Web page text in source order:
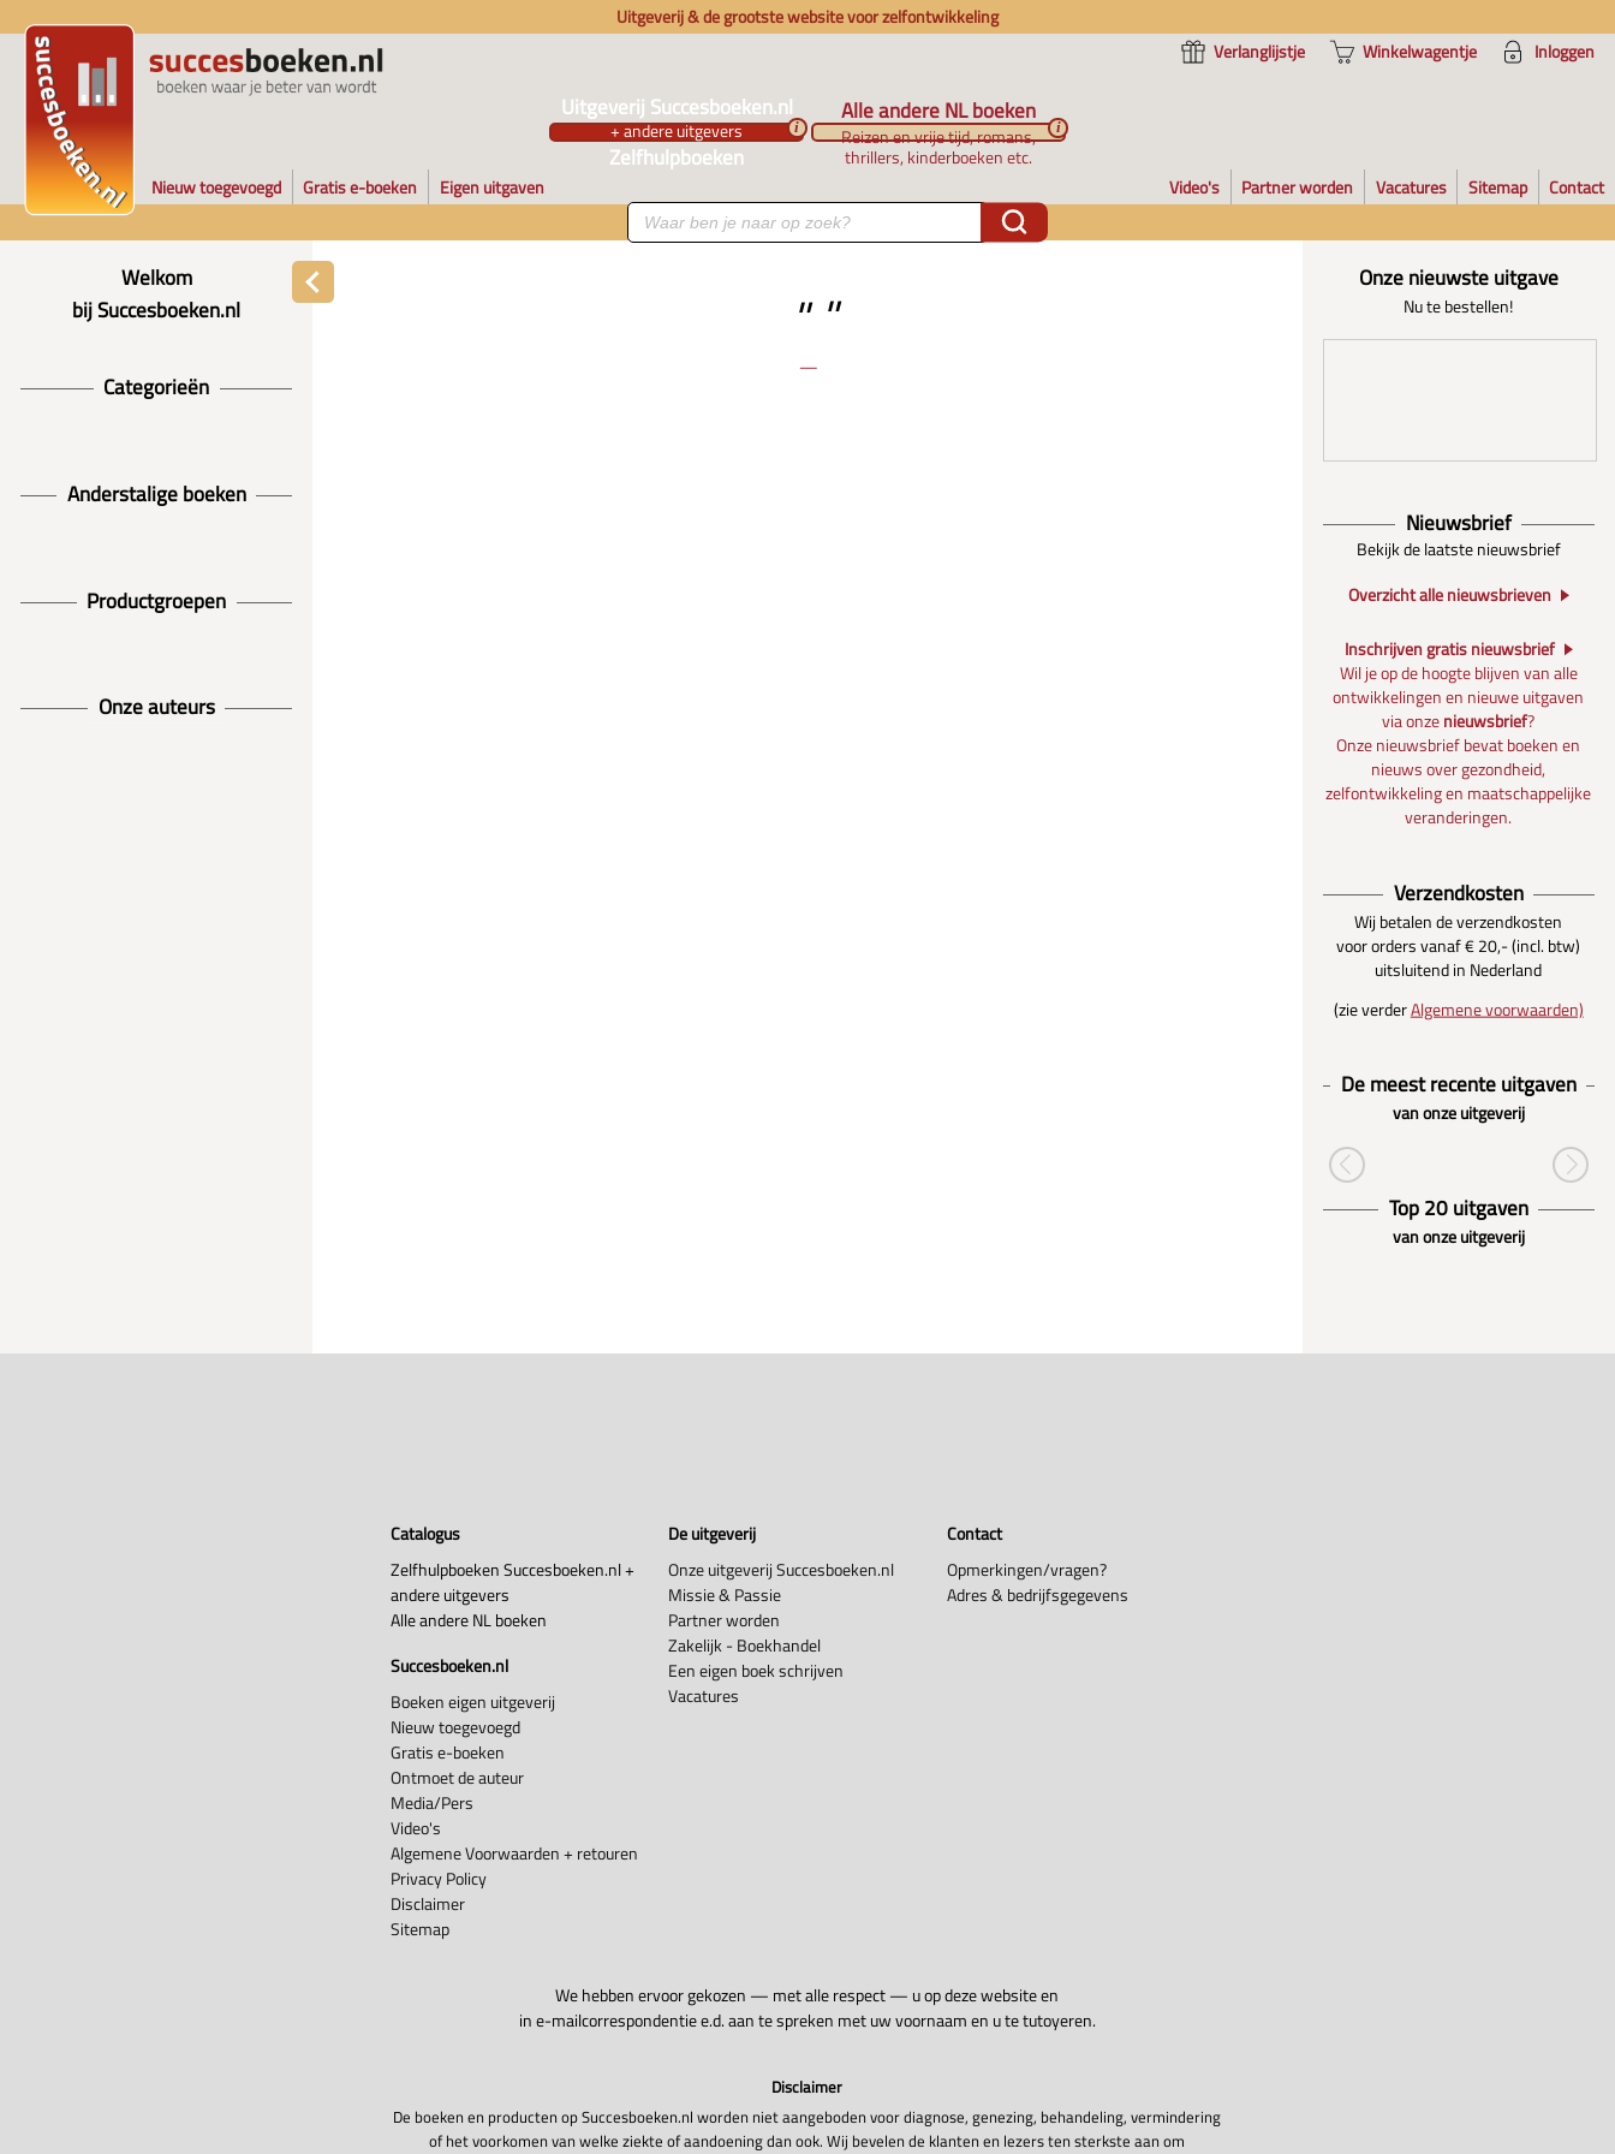
Uitgeverij & de grootste website voor zelfontwikkeling
Verlanglijstje
Winkelwagentje Inloggen
Uitgeverij Succesboeken.nl
+ andere uitgevers
Zelfhulpboeken
i
Alle andere NL boeken
Reizen en vrije tijd, romans,
thrillers, kinderboeken etc.
i
Nieuw toegevoegd Gratis e-boeken Eigen uitgaven Video's Partner worden Vacatures Sitemap Contact
Welkom
bij Succesboeken.nl
Categorieën
Anderstalige boeken
Productgroepen
Onze auteurs
Onze nieuwste uitgave
Nu te bestellen!
Nieuwsbrief
Bekijk de laatste nieuwsbrief
Overzicht alle nieuwsbrieven
Inschrijven gratis nieuwsbrief
Wil je op de hoogte blijven van alle
ontwikkelingen en nieuwe uitgaven
via onzenieuwsbrief?
Onze nieuwsbrief bevat boeken en
nieuws over gezondheid,
zelfontwikkeling en maatschappelijke
veranderingen.
Verzendkosten
Wij betalen de verzendkosten
voor orders vanaf € 20,- (incl. btw)
uitsluitend in Nederland
(zie verderAlgemene voorwaarden)
De meest recente uitgaven
van onze uitgeverij
Top 20 uitgaven
van onze uitgeverij
Catalogus
Zelfhulpboeken Succesboeken.nl +
andere uitgevers
Alle andere NL boeken
Succesboeken.nl
Boeken eigen uitgeverij
Nieuw toegevoegd
Gratis e-boeken
Ontmoet de auteur
Media/Pers
Video's
Algemene Voorwaarden + retouren
Privacy Policy
Disclaimer
Sitemap
De uitgeverij
Onze uitgeverij Succesboeken.nl
Missie & Passie
Partner worden
Zakelijk - Boekhandel
Een eigen boek schrijven
Vacatures
Contact
Opmerkingen/vragen?
Adres & bedrijfsgegevens
We hebben ervoor gekozen — met alle respect — u op deze website en
in e-mailcorrespondentie e.d. aan te spreken met uw voornaam en u te tutoyeren.
Disclaimer
De boeken en producten op Succesboeken.nl worden niet aangeboden voor diagnose, genezing, behandeling, vermindering
of het voorkomen van welke ziekte of aandoening dan ook. Wij bevelen de klanten en lezers ten sterkste aan om